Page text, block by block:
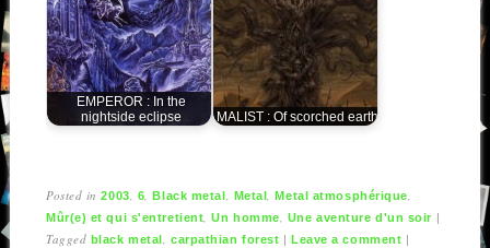
EMPEROR : In the
nightside eclipse
MALIST : Of scorched earth
Posted in2003 6 ,Black metal Metal ,Metal atmosphérique
Mûr(e) et qui s'entretient ,Un homme Une aventure d'un soir |
Tagged black metal carpathian forest |Leave a comment |